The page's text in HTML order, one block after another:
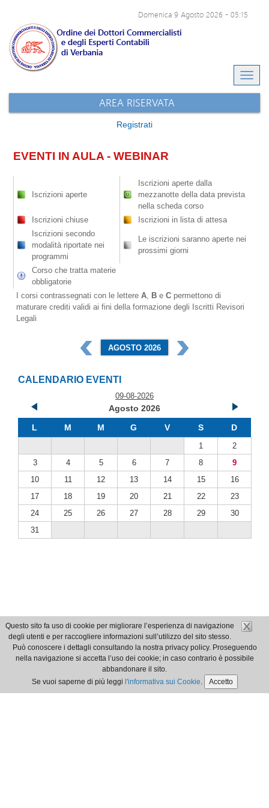
Questo sito fa uso di cookie per migliorare l’esperienza di navigazione
degli utenti e per raccogliere informazioni sull’utilizzo del sito stesso.
Può conoscere i dettagli consultando la nostra privacy policy. Proseguendo
nella navigazione si accetta l’uso dei cookie; in caso contrario è possibile
abbandonare il sito.
Se vuoi saperne di più leggi l'informativa sui Cookie. Accetto
Domenica 9 Agosto 2026 - 05:15
Archivio eventi
AREA RISERVATA
Registrati
EVENTI IN AULA - WEBINAR
Iscrizioni aperte
Iscrizioni aperte dalla
mezzanotte della data prevista
nella scheda corso
Iscrizioni chiuse
Iscrizioni in lista di attesa
Iscrizioni secondo
modalità riportate nei
programmi
Le iscrizioni saranno aperte nei
prossimi giorni
Corso che tratta materie
obbligatorie
I corsi contrassegnati con le lettere A, B e C permettono di
maturare crediti validi ai fini della formazione degli Iscritti Revisori
Legali
AGOSTO 2026
CALENDARIO EVENTI
09-08-2026
Agosto 2026
L
M M G V S D
1
2
3
4 5 6 7 8
9
10
11 12 13 14 15
16
17
18 19 20 21 22
23
24
25 26 27 28 29
30
31